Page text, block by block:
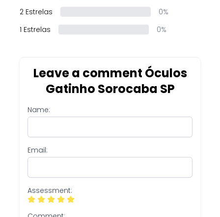
2 Estrelas
0%
1 Estrelas
0%
Leave a comment Óculos
Gatinho Sorocaba SP
Name:
Email:
Assessment: